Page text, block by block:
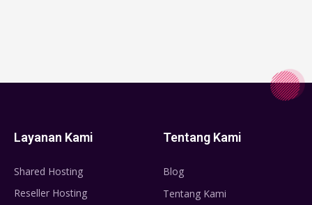
Layanan Kami
Shared Hosting
Reseller Hosting
Tentang Kami
Blog
Tentang Kami